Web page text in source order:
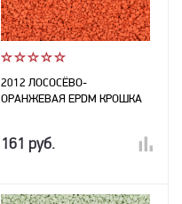
2012 ЛОСОСЁВО-
ОРАНЖЕВАЯ EPDM КРОШКА
161 руб.